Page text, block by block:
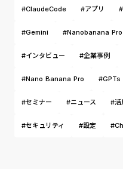
#ClaudeCode #アプリ
#Gemini #Nanobanana Pro
#インタビュー #企業事例
#Nano Banana Pro #GPTs
#セミナー #ニュース #活
#セキュリティ #設定